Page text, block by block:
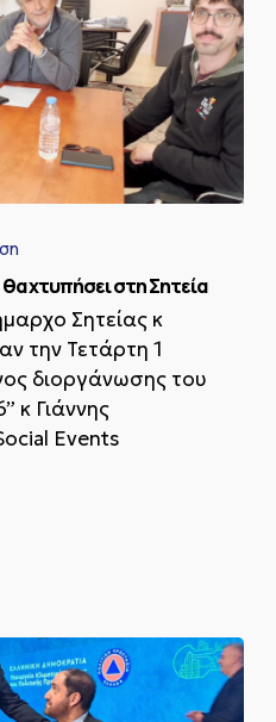
χτυπήσει στη Σητεία
Σητείας κ
την Τετάρτη 1
διοργάνωσης του
κ Γιάννης
Events